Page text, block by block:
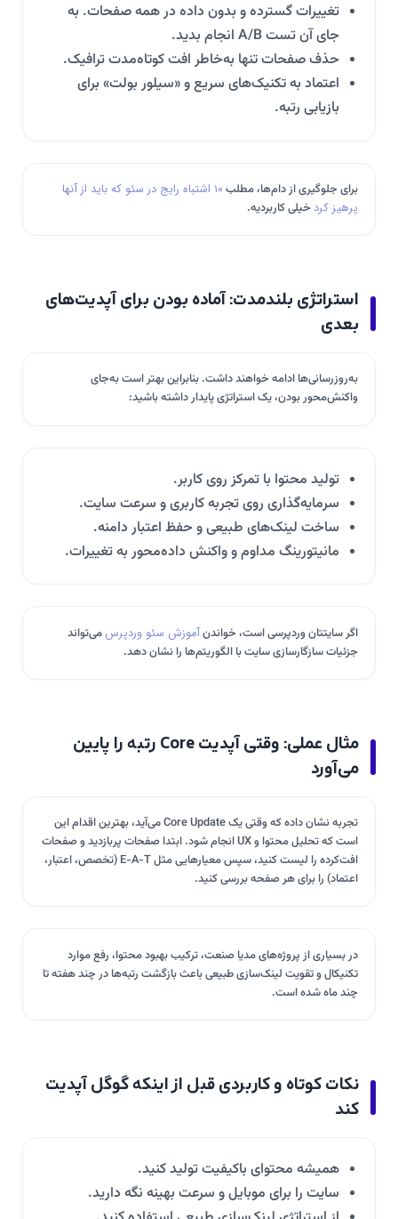
تغییرات گسترده و بدون داده در همه صفحات. به
جای آن تست A/B انجام بدید.
حذف صفحات تنها به‌خاطر افت کوتاه‌مدت ترافیک.
اعتماد به تکنیک‌های سریع و «سیلور بولت» برای
بازیابی رتبه.
برای جلوگیری از دام‌ها، مطلب
۱۰ اشتباه رایج در سئو که باید از آنها
پرهیز کرد خیلی کاربردیه.
استراتژی بلندمدت: آماده بودن برای آپدیت‌های
بعدی
به‌روزرسانی‌ها ادامه خواهند داشت. بنابراین بهتر است به‌جای
واکنش‌محور بودن، یک استراتژی پایدار داشته باشید:
تولید محتوا با تمرکز روی کاربر.
سرمایه‌گذاری روی تجربه کاربری و سرعت سایت.
ساخت لینک‌های طبیعی و حفظ اعتبار دامنه.
مانیتورینگ مداوم و واکنش داده‌محور به تغییرات.
اگر سایتتان وردپرسی است، خواندنآموزش سئو وردپرس می‌تواند
جزئیات سازگارسازی سایت با الگوریتم‌ها را نشان دهد.
مثال عملی: وقتی آپدیت Core رتبه را پایین
می‌آورد
تجربه نشان داده که وقتی یک Core Update می‌آید، بهترین اقدام این
است که تحلیل محتوا و UX انجام شود. ابتدا صفحات پربازدید و صفحات
افت‌کرده را لیست کنید، سپس معیارهایی مثل E-A-T (تخصص، اعتبار،
اعتماد) را برای هر صفحه بررسی کنید.
در بسیاری از پروژه‌های مدیا صنعت، ترکیب بهبود محتوا، رفع موارد
تکنیکال و تقویت لینک‌سازی طبیعی باعث بازگشت رتبه‌ها در چند هفته تا
چند ماه شده است.
نکات کوتاه و کاربردی قبل از اینکه گوگل آپدیت
کند
همیشه محتوای باکیفیت تولید کنید.
سایت را برای موبایل و سرعت بهینه نگه دارید.